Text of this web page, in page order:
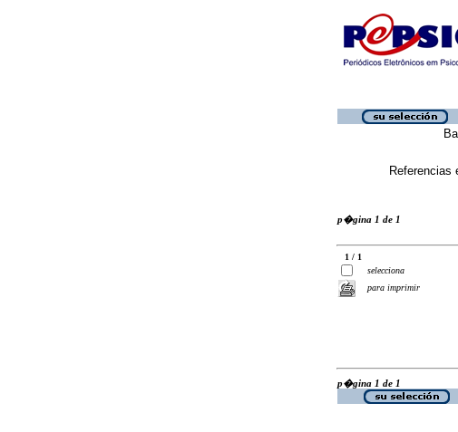
Referencias
p�gina 1 de 1
1 / 1
selecciona
para imprimir
p�gina 1 de 1